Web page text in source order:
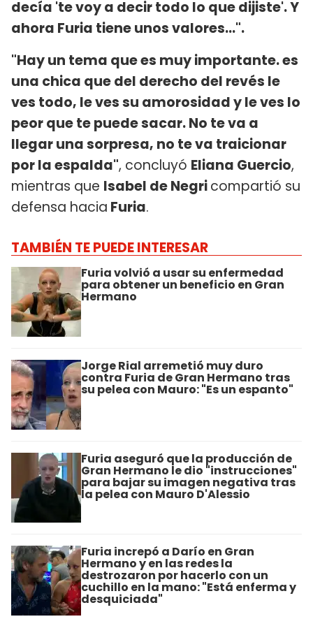
decía 'te voy a decir todo lo que dijiste'. Y
ahora Furia tiene unos valores...".
"Hay un tema que es muy importante. es
una chica que del derecho del revés le
ves todo, le ves su amorosidad y le ves lo
peor que te puede sacar. No te va a
llegar una sorpresa, no te va traicionar
por la espalda", concluyó Eliana Guercio,
mientras que Isabel de Negricompartió su
defensa hacia Furia.
TAMBIÉN TE PUEDE INTERESAR
Furia volvió a usar su enfermedad
para obtener un beneficio en Gran
Hermano
Jorge Rial arremetió muy duro
contra Furia de Gran Hermano tras
su pelea con Mauro: "Es un espanto"
Furia aseguró que la producción de
Gran Hermano le dio "instrucciones"
para bajar su imagen negativa tras
la pelea con Mauro D'Alessio
Furia increpó a Darío en Gran
Hermano y en las redes la
destrozaron por hacerlo con un
cuchillo en la mano: "Está enferma y
desquiciada"